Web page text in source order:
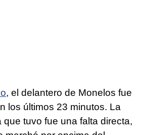
, el delantero de Monelos fue
los últimos 23 minutos. La
tuvo fue una falta directa,